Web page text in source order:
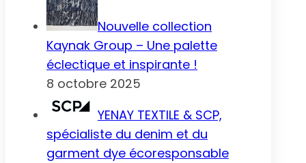
Nouvelle collection
Kaynak Group – Une palette
éclectique et inspirante !
8 octobre 2025
YENAY TEXTILE & SCP,
spécialiste du denim et du
garment dye écoresponsable